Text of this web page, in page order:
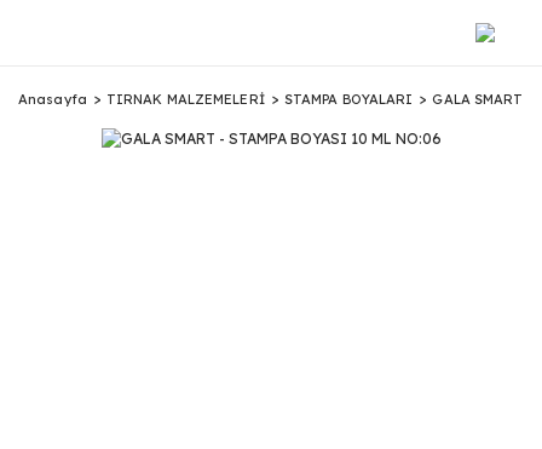
Anasayfa TIRNAK MALZEMELERİ STAMPA BOYALARI GALA SMART -